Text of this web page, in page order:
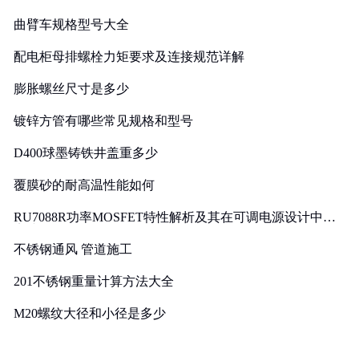
曲臂车规格型号大全
配电柜母排螺栓力矩要求及连接规范详解
膨胀螺丝尺寸是多少
镀锌方管有哪些常见规格和型号
D400球墨铸铁井盖重多少
覆膜砂的耐高温性能如何
RU7088R功率MOSFET特性解析及其在可调电源设计中的
不锈钢通风 管道施工
201不锈钢重量计算方法大全
M20螺纹大径和小径是多少